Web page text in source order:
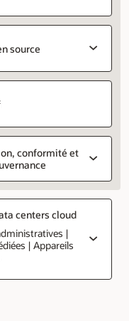
source
conformité et
centers cloud
|
| Appareils